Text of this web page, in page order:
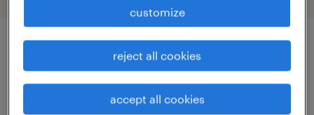
job details
descriptif du poste
customize
reject all cookies
accept all cookies